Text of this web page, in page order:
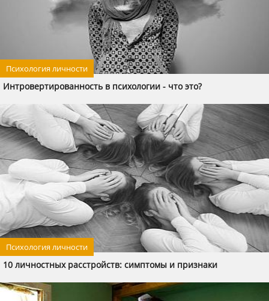
Психология личности
Интровертированность в психологии - что это?
Психология личности
10 личностных расстройств: симптомы и признаки